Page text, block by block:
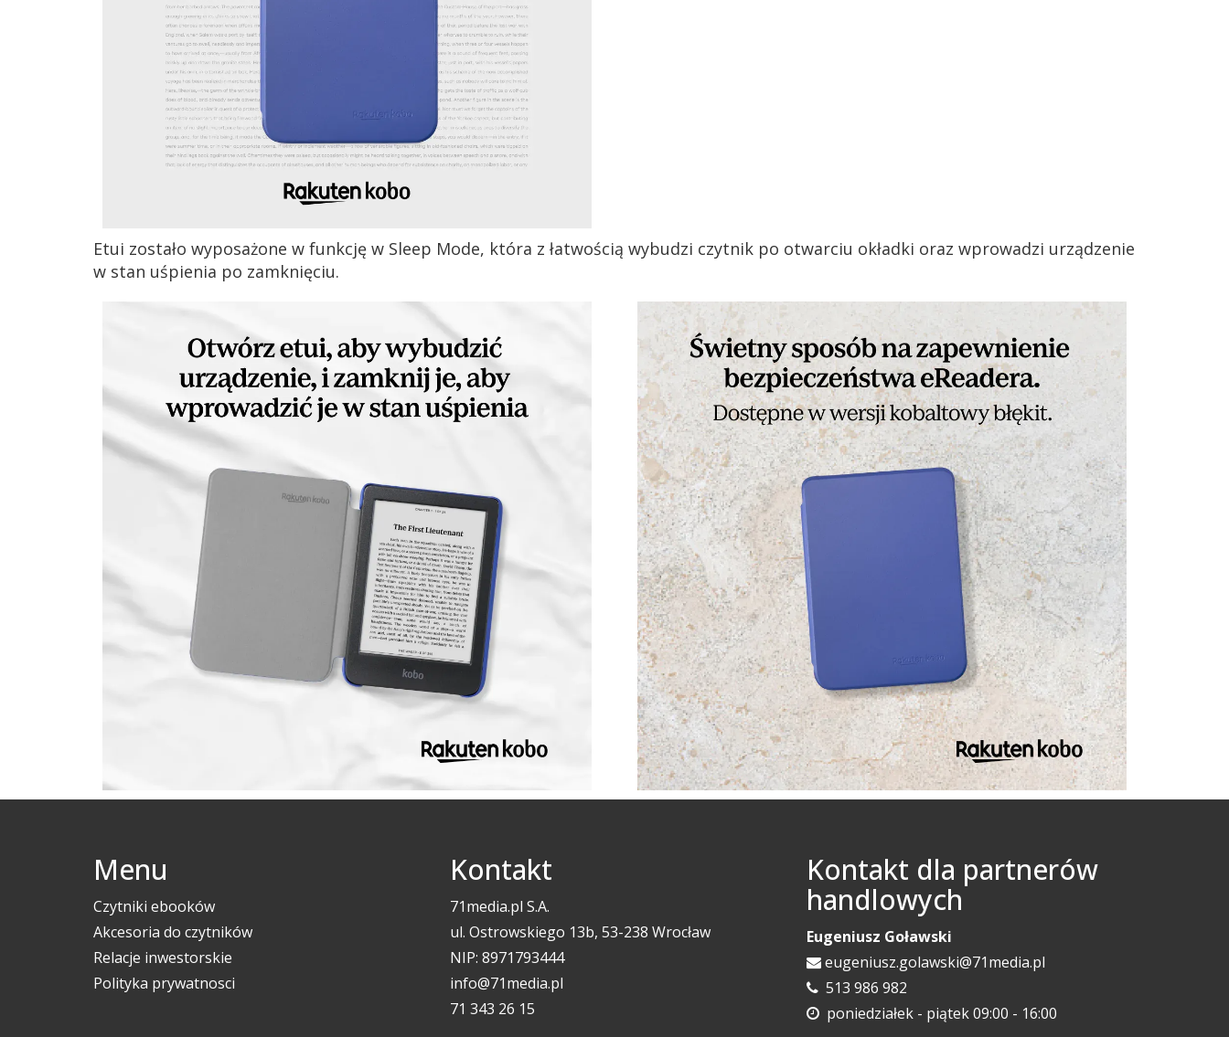
Etui zostało wyposażone w funkcję w Sleep Mode, która z łatwością wybudzi czytnik po otwarciu okładki oraz wprowadzi urządzenie
w stan uśpienia po zamknięciu.
Menu
Czytniki ebooków
Akcesoria do czytników
Relacje inwestorskie
Polityka prywatnosci
Kontakt
71media.pl S.A.
ul. Ostrowskiego 13b, 53-238 Wrocław
NIP: 8971793444
info@71media.pl
71 343 26 15
Kontakt dla partnerów
handlowych
Eugeniusz Goławski
eugeniusz.golawski@71media.pl
513 986 982
poniedziałek - piątek 09:00 - 16:00